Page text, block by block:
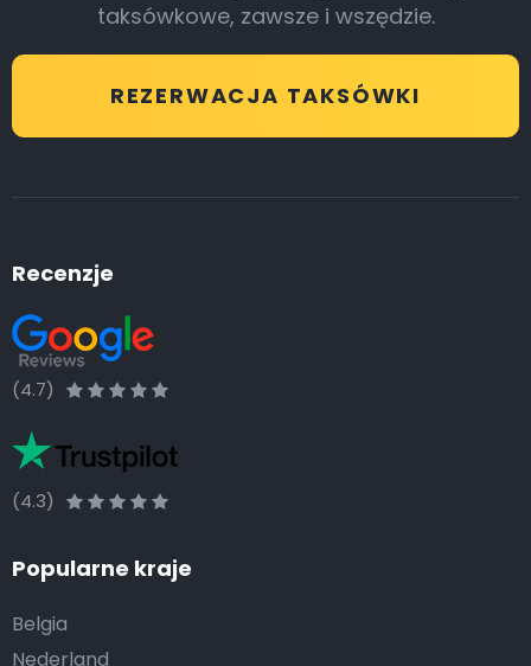
taksówkowe, zawsze i wszędzie.
REZERWACJA TAKSÓWKI
Recenzje
(4.7)
(4.3)
Popularne kraje
Belgia
Nederland